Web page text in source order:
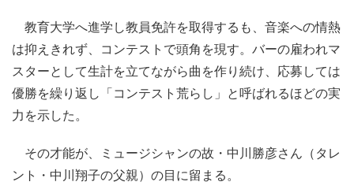
教育大学へ進学し教員免許を取得するも、音楽への情熱
は抑えきれず、コンテストで頭角を現す。バーの雇われマ
スターとして生計を立てながら曲を作り続け、応募しては
優勝を繰り返し「コンテスト荒らし」と呼ばれるほどの実
力を示した。
その才能が、ミュージシャンの故・中川勝彦さん（タレ
ント・中川翔子の父親）の目に留まる。